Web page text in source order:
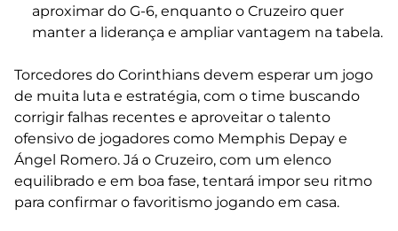
aproximar do G-6, enquanto o Cruzeiro quer
manter a liderança e ampliar vantagem na tabela.
Torcedores do Corinthians devem esperar um jogo
de muita luta e estratégia, com o time buscando
corrigir falhas recentes e aproveitar o talento
ofensivo de jogadores como Memphis Depay e
Ángel Romero. Já o Cruzeiro, com um elenco
equilibrado e em boa fase, tentará impor seu ritmo
para confirmar o favoritismo jogando em casa.